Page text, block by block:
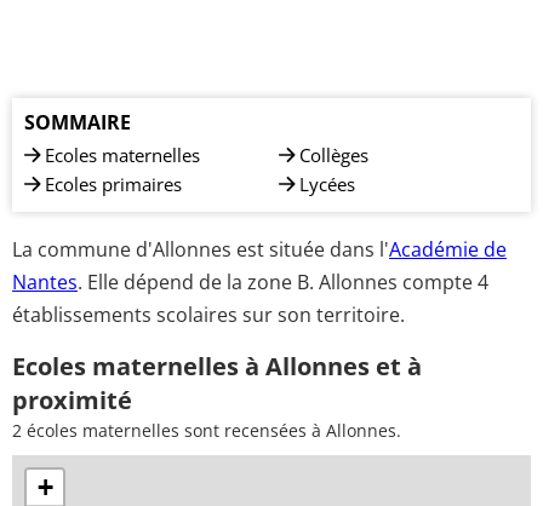
SOMMAIRE
Ecoles maternelles
Ecoles primaires
Collèges
Lycées
La commune d'Allonnes est située dans l'Académie de
Nantes. Elle dépend de la zone B. Allonnes compte 4
établissements scolaires sur son territoire.
Ecoles maternelles à Allonnes et à
proximité
2 écoles maternelles sont recensées à Allonnes.
+